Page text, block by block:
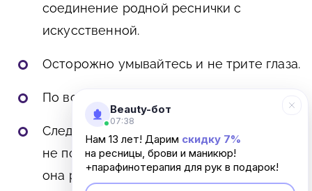
соединение родной реснички с
искусственной.
Осторожно умывайтесь и не трите глаза.
По возможности не плачьте.
Следите, чтобы на наращенные ресницы
не попадала морская вода, потому что
она разрушает клей.
Beauty-бот
07:38
Нам 13 лет! Дарим скидку 7%
на ресницы, брови и маникюр!
+парафинотерапия для рук в подарок!